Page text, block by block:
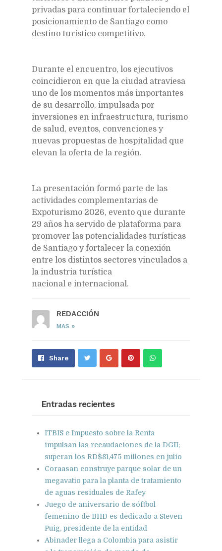
privadas para continuar fortaleciendo el
posicionamiento de Santiago como
destino turístico competitivo.
Durante el encuentro, los ejecutivos
coincidieron en que la ciudad atraviesa
uno de los momentos más importantes
de su desarrollo, impulsada por
inversiones en infraestructura, turismo
de salud, eventos, convenciones y
nuevas propuestas de hospitalidad que
elevan la oferta de la región.
La presentación formó parte de las
actividades complementarias de
Expoturismo 2026, evento que durante
29 años ha servido de plataforma para
promover las potencialidades turísticas
de Santiago y fortalecer la conexión
entre los distintos sectores vinculados a
la industria turística
nacional e internacional.
REDACCIÓN
MAS »
Share Share Pin Send
Entradas recientes
ITBIS e Impuesto sobre la Renta
impulsan las recaudaciones de la DGII;
superan los RD$81,475 millones en julio
Coraasan construye parque solar de un
megavatio para la planta de tratamiento
de aguas residuales de Rafey
Juego de aniversario de sóftbol
femenino de BHD es dedicado a Steven
Puig, presidente de la entidad
Abinader llega a Colombia para asistir